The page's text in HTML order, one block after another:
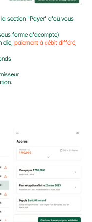
section "Payer" d'où vous
forme d'acompte)
clic, paiement à débit différé